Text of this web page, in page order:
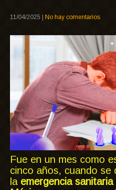
11/04/2025 No hay comentarios
Fue en un mes como
cinco años, cuando se
la emergencia